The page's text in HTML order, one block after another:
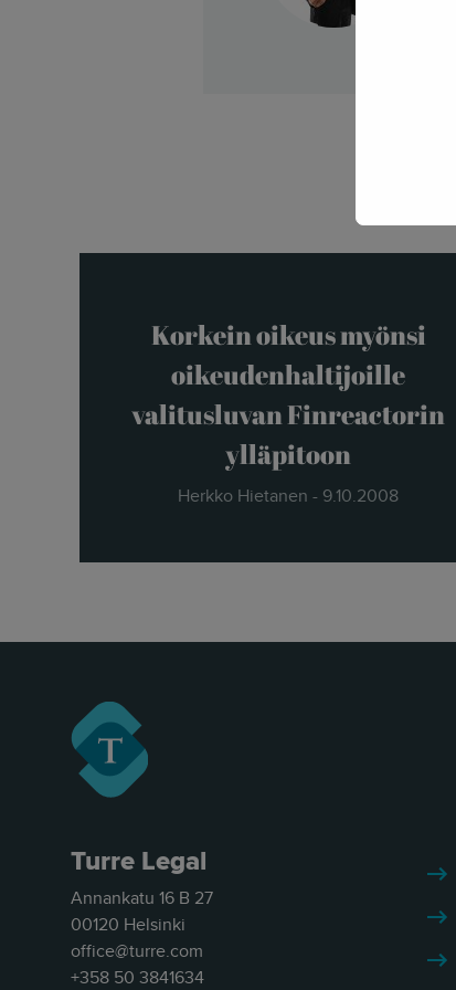
Korkein oikeus myönsi
oikeudenhaltijoille
valitusluvan Finreactorin
ylläpitoon
Herkko Hietanen - 9.10.2008
Turre Legal
Annankatu 16 B 27
00120 Helsinki
office@turre.com
+358 50 3841634